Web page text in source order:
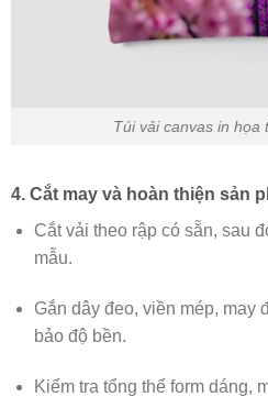
Túi vải canvas in họa
4. Cắt may và hoàn thiện sản
Cắt vải theo rập có sẵn, sau
mẫu.
Gắn dây đeo, viền mép, may
bảo độ bền.
Kiểm tra tổng thể form dáng,